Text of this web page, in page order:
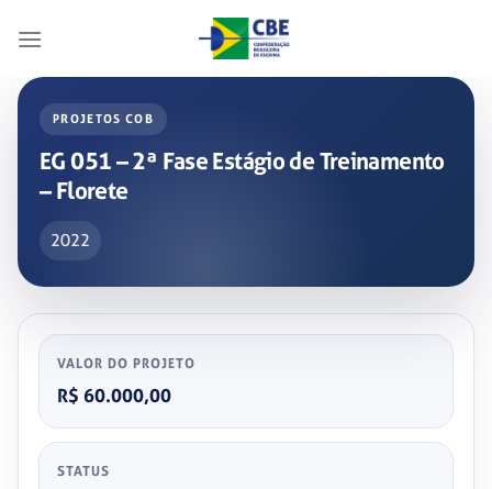
PROJETOS COB
EG 051 – 2ª Fase Estágio de Treinamento
– Florete
2022
VALOR DO PROJETO
R$ 60.000,00
STATUS